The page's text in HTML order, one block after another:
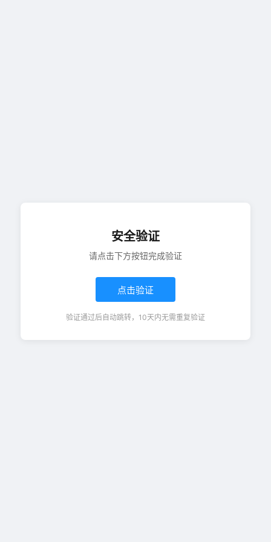
安全验证
请点击下方按钮完成验证
点击验证
验证通过后自动跳转，10天内无需重复验证